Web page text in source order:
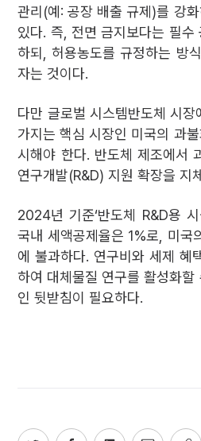
관리(예: 공장 배출 규제)를 강
있다. 즉, 전면 금지보다는 필수
하되, 허용농도를 규정하는 방
자는 것이다.
다만 글로벌 시스템반도체 시
가지는 핵심 시장인 미국의 과
시해야 한다. 반도체 제조에서
연구개발(R&D) 지원 확장을 지
2024년 기준‘반도체 R&D용 시
국내 세액공제율은 1%로, 미
에 불과하다. 연구비와 세제
하여 대체물질 연구를 활성화
인 뒷받침이 필요하다.